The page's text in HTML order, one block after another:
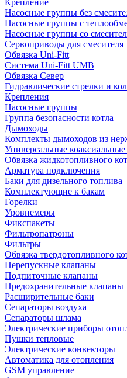
Насосные группы без
Насосные группы с
Насосные группы со
Сервоприводы для смесителя
Обвязка Uni-Fitt
Система Uni-Fitt UMB
Обвязка Север
Гидравлические стрелки и
Крепления
Насосные группы
Группа безопасности котла
Дымоходы
Комплекты дымоходов из
Универсальные
Обвязка жидкотопливного
Арматура подключения
Баки для дизельного топлива
Комплектующие к бакам
Горелки
Уровнемеры
Фикспакеты
Фильтропатроны
Фильтры
Обвязка твердотопливного
Перепускные клапаны
Подпиточные клапаны
Предохранительные клапаны
Расширительные баки
Сепараторы воздуха
Сепараторы шлама
Электрические приборы
Пушки тепловые
Электрические конвекторы
Автоматика для отопления
GSM управление